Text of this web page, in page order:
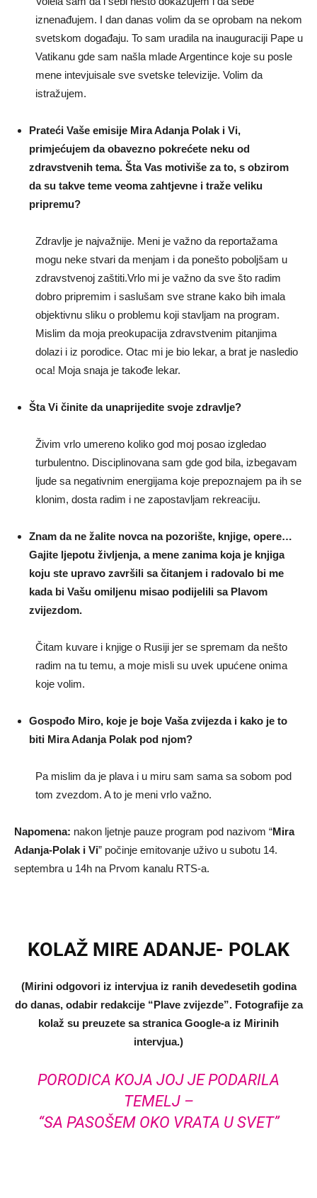
iznenađujem. I dan danas volim da se oprobam na nekom
svetskom događaju. To sam uradila na inauguraciji Pape u
Vatikanu gde sam našla mlade Argentince koje su posle
mene intevjuisale sve svetske televizije. Volim da
istražujem.
Prateći Vaše emisije Mira Adanja Polak i Vi,
primjećujem da obavezno pokrećete neku od
zdravstvenih tema. Šta Vas motiviše za to, s obzirom
da su takve teme veoma zahtjevne i traže veliku
pripremu?
Zdravlje je najvažnije. Meni je važno da reportažama
mogu neke stvari da menjam i da ponešto poboljšam u
zdravstvenoj zaštiti.Vrlo mi je važno da sve što radim
dobro pripremim i saslušam sve strane kako bih imala
objektivnu sliku o problemu koji stavljam na program.
Mislim da moja preokupacija zdravstvenim pitanjima
dolazi i iz porodice. Otac mi je bio lekar, a brat je nasledio
oca! Moja snaja je takođe lekar.
Šta Vi činite da unaprijedite svoje zdravlje?
Živim vrlo umereno koliko god moj posao izgledao
turbulentno. Disciplinovana sam gde god bila, izbegavam
ljude sa negativnim energijama koje prepoznajem pa ih se
klonim, dosta radim i ne zapostavljam rekreaciju.
Znam da ne žalite novca na pozorište, knjige, opere…
Gajite ljepotu življenja, a mene zanima koja je knjiga
koju ste upravo završili sa čitanjem i radovalo bi me
kada bi Vašu omiljenu misao podijelili sa Plavom
zvijezdom.
Čitam kuvare i knjige o Rusiji jer se spremam da nešto
radim na tu temu, a moje misli su uvek upućene onima
koje volim.
Gospođo Miro, koje je boje Vaša zvijezda i kako je to
biti Mira Adanja Polak pod njom?
Pa mislim da je plava i u miru sam sama sa sobom pod
tom zvezdom. A to je meni vrlo važno.
Napomena: nakon ljetnje pauze program pod nazivom “Mira
Adanja-Polak i Vi” počinje emitovanje uživo u subotu 14.
septembra u 14h na Prvom kanalu RTS-a.
KOLAŽ MIRE ADANJE- POLAK
(Mirini odgovori iz intervjua iz ranih devedesetih godina
do danas, odabir redakcije “Plave zvijezde”. Fotografije za
kolaž su preuzete sa stranica Google-a iz Mirinih
intervjua.)
PORODICA KOJA JOJ JE PODARILA
TEMELJ –
“SA PASOŠEM OKO VRATA U SVET”